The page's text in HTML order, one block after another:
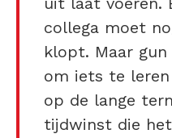
collega moet
klopt. Maar
om iets te
op de lange
tijdwinst die